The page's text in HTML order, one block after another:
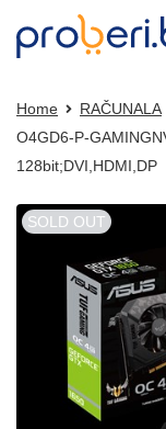
Home RAČUNALA
O4GD6-P-
128bit;DVI,HDMI,DP
SOLD OUT